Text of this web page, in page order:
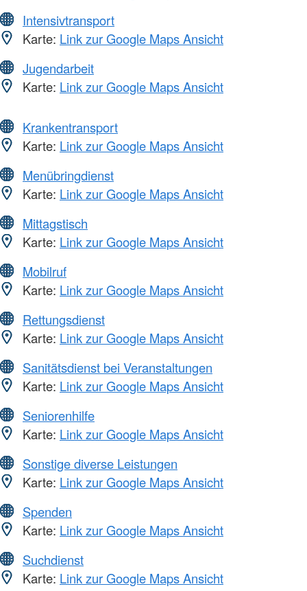
Intensivtransport
Karte: Link zur Google Maps Ansicht
Jugendarbeit
Karte: Link zur Google Maps Ansicht
Krankentransport
Karte: Link zur Google Maps Ansicht
Menübringdienst
Karte: Link zur Google Maps Ansicht
Mittagstisch
Karte: Link zur Google Maps Ansicht
Mobilruf
Karte: Link zur Google Maps Ansicht
Rettungsdienst
Karte: Link zur Google Maps Ansicht
Sanitätsdienst bei Veranstaltungen
Karte: Link zur Google Maps Ansicht
Seniorenhilfe
Karte: Link zur Google Maps Ansicht
Sonstige diverse Leistungen
Karte: Link zur Google Maps Ansicht
Spenden
Karte: Link zur Google Maps Ansicht
Suchdienst
Karte: Link zur Google Maps Ansicht